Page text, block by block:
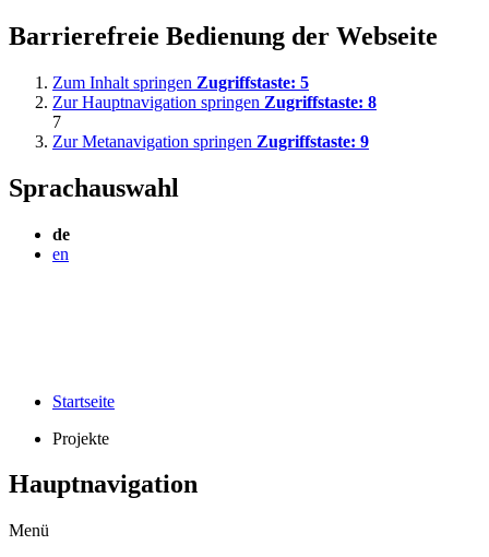
Barrierefreie Bedienung der Webseite
Zum Inhalt springen Zugriffstaste: 5
Zur Hauptnavigation springen Zugriffstaste: 8
7
Zur Metanavigation springen Zugriffstaste: 9
Sprachauswahl
de
en
Startseite
Projekte
Hauptnavigation
Menü